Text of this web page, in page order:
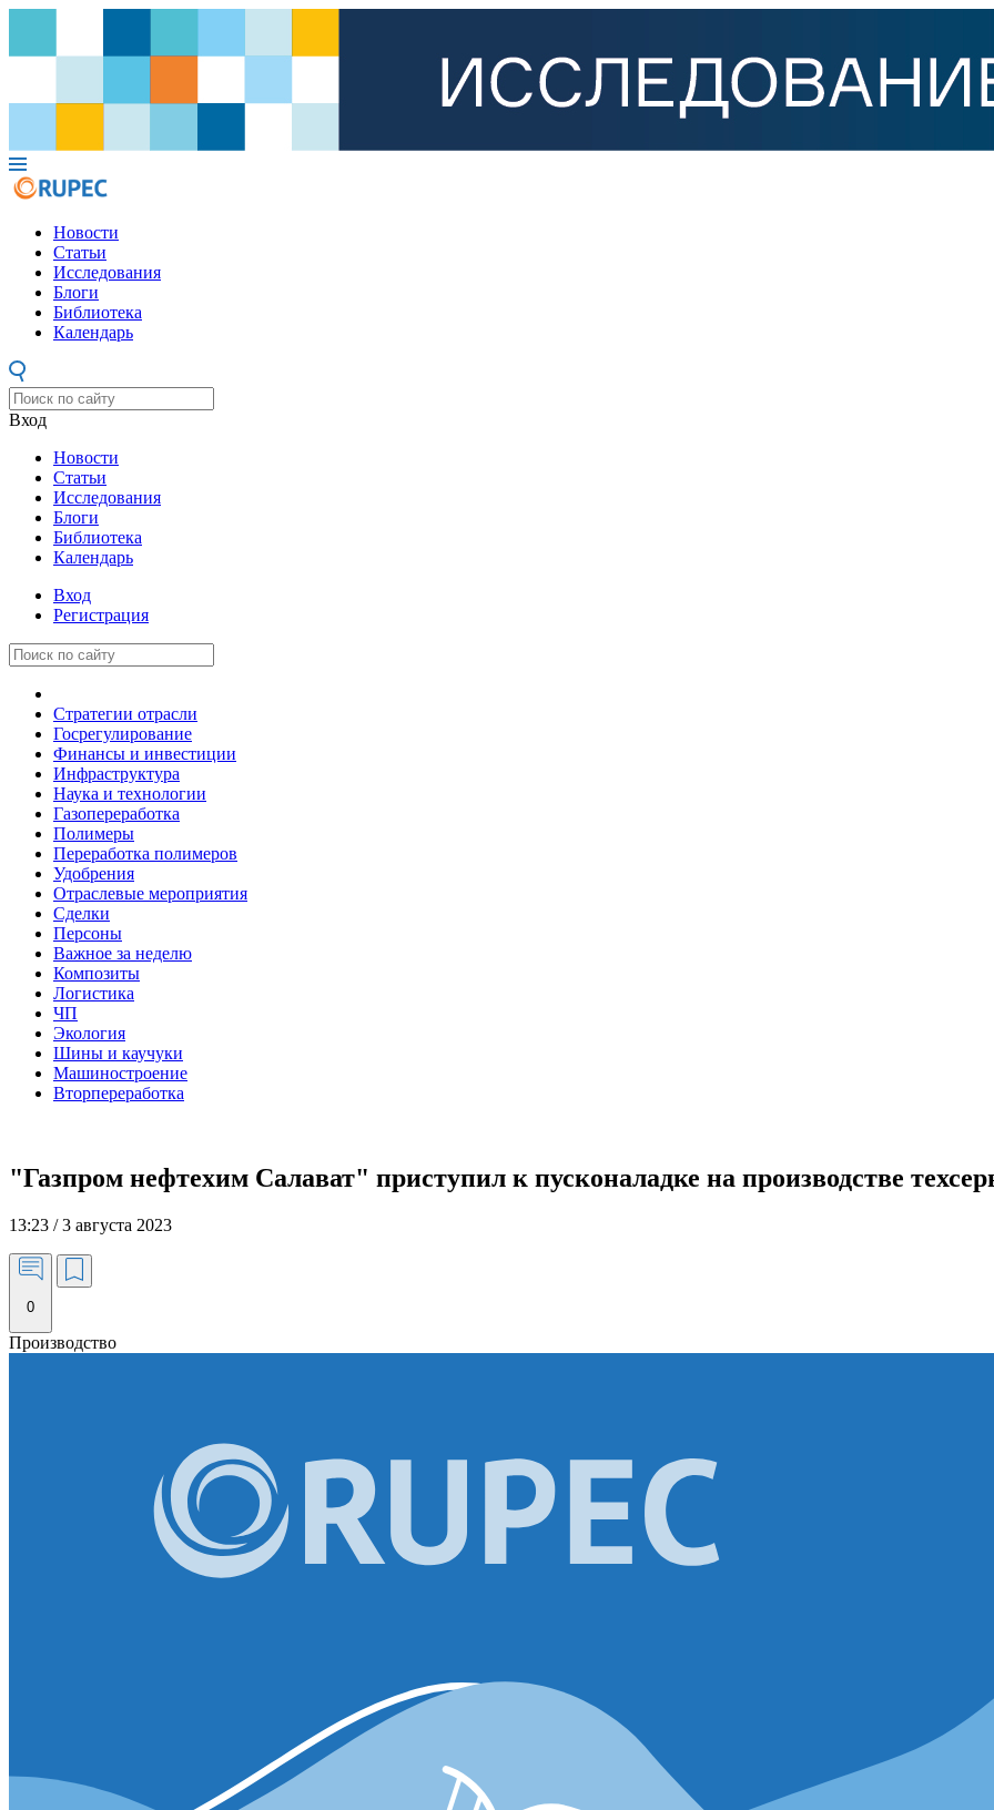
Новости
Статьи
Исследования
Блоги
Библиотека
Календарь
Вход
Новости
Статьи
Исследования
Блоги
Библиотека
Календарь
Вход
Регистрация
Стратегии отрасли
Госрегулирование
Финансы и инвестиции
Инфраструктура
Наука и технологии
Газопереработка
Полимеры
Переработка полимеров
Удобрения
Отраслевые мероприятия
Сделки
Персоны
Важное за неделю
Композиты
Логистика
ЧП
Экология
Шины и каучуки
Машиностроение
Вторпереработка
"Газпром нефтехим Салават" приступил к пусконаладке на производстве
13:23 / 3 августа 2023
0